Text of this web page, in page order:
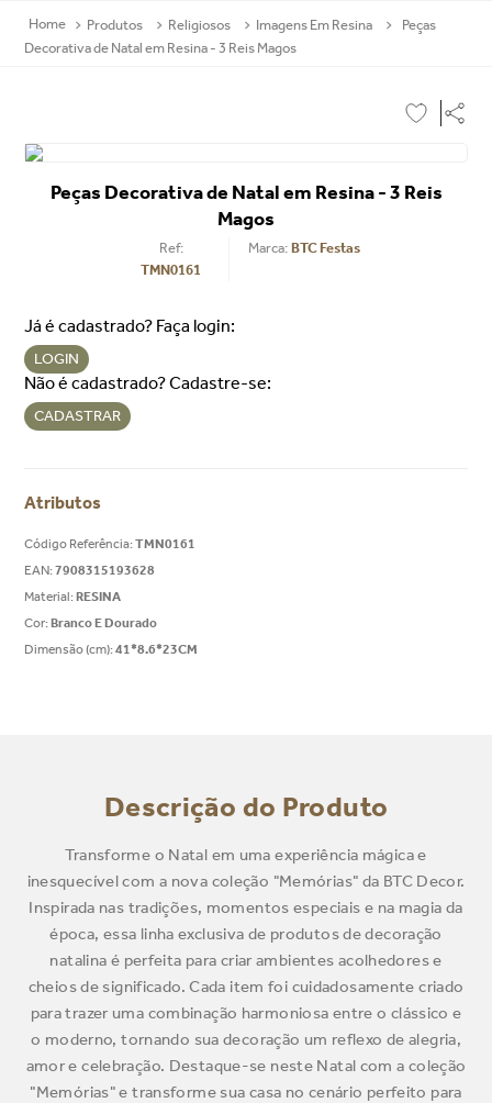
Produtos Religiosos Imagens Em Resina
Peças
Decorativa de Natal em Resina - 3 Reis Magos
Peças Decorativa de Natal em Resina - 3 Reis
Magos
Ref:
TMN0161
BTC Festas
Já é cadastrado? Faça login:
LOGIN
Não é cadastrado? Cadastre-se:
CADASTRAR
Atributos
Código Referência:TMN0161
EAN:7908315193628
Material:RESINA
Cor:Branco E Dourado
Dimensão (cm):41*8.6*23CM
Descrição do Produto
Transforme o Natal em uma experiência mágica e
inesquecível com a nova coleção "Memórias" da BTC Decor.
Inspirada nas tradições, momentos especiais e na magia da
época, essa linha exclusiva de produtos de decoração
natalina é perfeita para criar ambientes acolhedores e
cheios de significado. Cada item foi cuidadosamente criado
para trazer uma combinação harmoniosa entre o clássico e
o moderno, tornando sua decoração um reflexo de alegria,
amor e celebração. Destaque-se neste Natal com a coleção
"Memórias" e transforme sua casa no cenário perfeito para